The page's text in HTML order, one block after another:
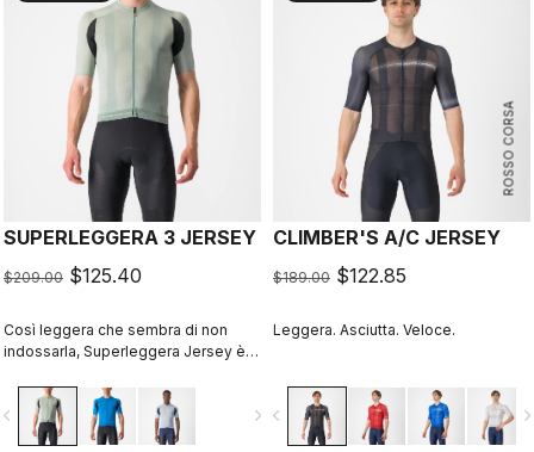
SUPERLEGGERA 3 JERSEY
$209.00 $125.40
Così leggera che sembra di non
indossarla, Superleggera Jersey è la
in grado di assicurare il massimo
comfort nei climi da miti a caldi.
navigate_next
ROSSO CORSA
CLIMBER'S A/C JERSEY
$189.00 $122.85
Leggera. Asciutta. Veloce.
navigate_before